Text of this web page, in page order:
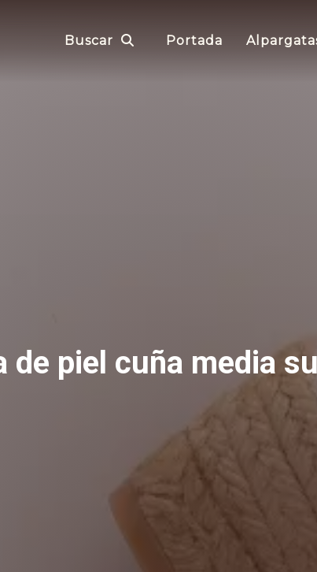
Buscar Portada
de piel cuña media